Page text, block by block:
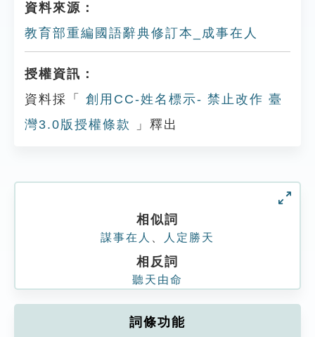
資料來源：
教育部重編國語辭典修訂本_成事在人
授權資訊：
資料採「
創用CC-姓名標示- 禁止改作 臺
灣3.0版授權條款
」釋出
相似詞
謀事在人 人定勝天
相反詞
聽天由命
詞條功能